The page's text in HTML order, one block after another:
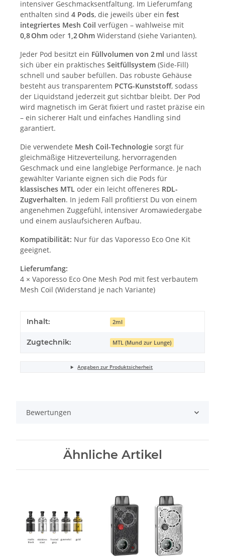
intensiver Geschmacksentfaltung. Im Lieferumfang
enthalten sind 4 Pods, die jeweils über ein fest
integriertes Mesh Coil verfügen – wahlweise mit
0,8 Ohm oder 1,2 Ohm Widerstand (siehe Varianten).
Jeder Pod besitzt ein Füllvolumen von 2 ml und lässt
sich über ein praktisches Seitfüllsystem (Side-Fill)
schnell und sauber befüllen. Das robuste Gehäuse
besteht aus transparentem PCTG-Kunststoff, sodass
der Liquidstand jederzeit gut sichtbar bleibt. Der Pod
wird magnetisch im Gerät fixiert und rastet präzise ein
– ein sicherer Halt und einfaches Handling sind
garantiert.
Die verwendete Mesh Coil-Technologie sorgt für
gleichmäßige Hitzeverteilung, hervorragenden
Geschmack und eine langlebige Performance. Je nach
gewählter Variante eignen sich die Pods für
klassisches MTL oder ein leicht offeneres RDL-
Zugverhalten. In jedem Fall profitierst Du von einem
angenehmen Zuggefühl, intensiver Aromawiedergabe
und einem auslaufsicheren Aufbau.
Kompatibilität: Nur für das Vaporesso Eco One Kit
geeignet.
Lieferumfang:
4 × Vaporesso Eco One Mesh Pod mit fest verbautem
Mesh Coil (Widerstand je nach Variante)
Inhalt: 2ml
Zugtechnik: MTL (Mund zur Lunge)
Angaben zur Produktsicherheit
Bewertungen
Ähnliche Artikel